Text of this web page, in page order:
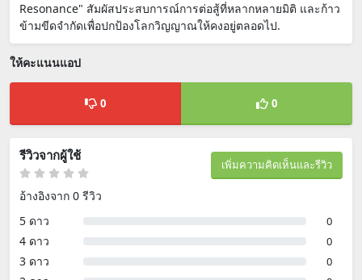
Resonance" สัมผัสประสบการณ์การต่อสู้ที่หลากหลายมิติ และก้าว
ข้ามขีดจำกัดเพื่อปกป้องโลกวิญญาณให้คงอยู่ตลอดไป.
ให้คะแนนแอป
0 0
เพิ่มความคิดเห็นและรีวิว
รีวิวจากผู้ใช้
อ้างอิงจาก 0 รีวิว
5 ดาว
0
4 ดาว 0
3 ดาว 0